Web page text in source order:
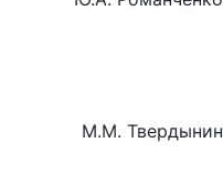
М.М. Твердынин